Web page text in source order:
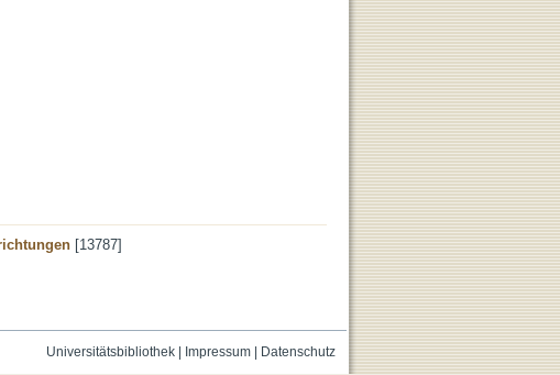
[13787]
Universitätsbibliothek| Impressum| Datenschutz